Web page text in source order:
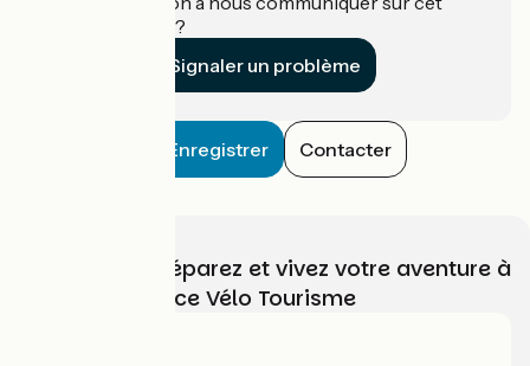
établissement ?
Signaler un problème
Enregistrer Contacter
Choisissez, préparez et vivez votre aventure à
vélo avec France Vélo Tourisme